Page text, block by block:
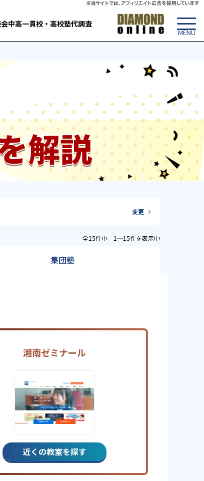
中高一貫校・高校塾代調査
解説
変更
全15件中 1〜15件を表示中
集団塾
湘南ゼミナール
近くの教室を探す